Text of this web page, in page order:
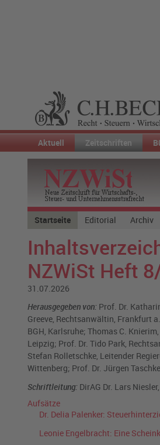
Aktuell Zeitschriften
Startseite Editorial Archiv
NZWiSt Heft
31.07.2026
Herausgegeben von: Prof. Dr.
Greeve, Rechtsanwältin, Frankfurt
BGH, Karlsruhe; Thomas C.
Leipzig; Prof. Dr. Tido Park,
Stefan Rolletschke, Leitender
Wittenberg; Prof. Dr. Jürgen
Schriftleitung: DirAG Dr. Lars
Aufsätze
Dr. Delia Palenker:
Leonie Engelbracht: Eine